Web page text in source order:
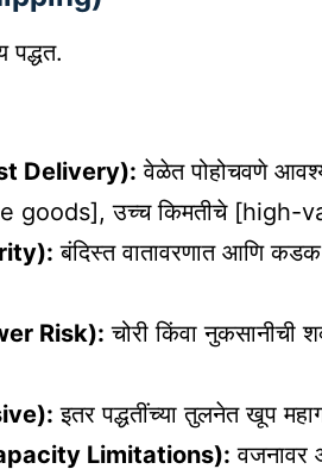
पद्धत.
Delivery): वेळेत पोहोचवणे
goods], उच्च किमतीचे [high-
बंदिस्त वातावरणात आणि कडक
Risk): चोरी किंवा नुकसानीची
इतर पद्धतींच्या तुलनेत खूप
Limitations): वजनावर